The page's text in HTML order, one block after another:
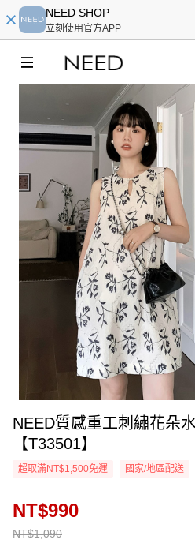
NEED SHOP
立刻使用官方APP
NEED質感重工刺繡花朵
【T33501】
超取滿NT$1,500免運 國家/地區配送
NT$1,090
NT$990